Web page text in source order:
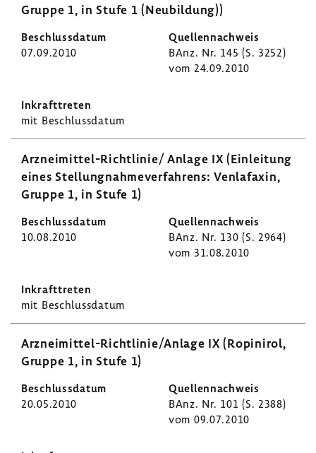
Gruppe 1, in Stufe 1 (Neubil­dung))
07.09.2010
BAnz. Nr. 145 (S. 3252)
vom 24.09.2010
mit Beschluss­datum
Arzneimittel-​Richtlinie/ Anlage IX (Einlei­tung
eines Stel­lung­nah­me­ver­fah­rens: Venlafaxin,
Gruppe 1, in Stufe 1)
10.08.2010
BAnz. Nr. 130 (S. 2964)
vom 31.08.2010
mit Beschluss­datum
Arzneimittel-​Richtlinie/Anlage IX (Ropi­nirol,
Gruppe 1, in Stufe 1)
20.05.2010
BAnz. Nr. 101 (S. 2388)
vom 09.07.2010